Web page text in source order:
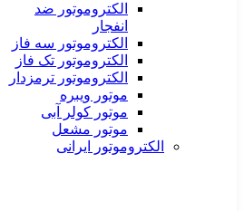
الکتروموتور ضد
انفجار
الکتروموتور سه فاز
الکتروموتور تک فاز
الکتروموتور ترمزدار
موتور ویبره
موتور کولر آبی
موتور مشعل
الکتروموتور ایرانی